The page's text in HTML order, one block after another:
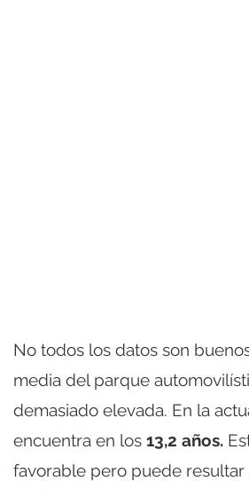
No todos los datos son
media del parque
demasiado elevada. En la
encuentra en los 13,2 años.
favorable pero puede